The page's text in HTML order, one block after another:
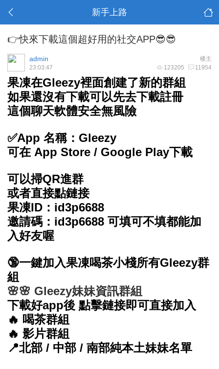
新手上路
👉快來下載這個超好用的社交APP😎😎
楼主
admin
123205 11954
23:03:47
果凍在Gleezy裡面創建了新的群組
如果還沒有下載可以先去下載註冊
這個聊天軟體安全無風險
✅App 名稱：Gleezy
可在 App Store / Google Play下載
可以掃QR進群
或者直接點鏈接
果凍ID：id3p6688
邀請碼：id3p6688 可填可不填都能加
入好友喔
🔞一鍵加入果凍喝茶小棧所有Gleezy群
組
🌸🌸 Gleezy妹妹資訊群組
下載好app後 點擊鏈接即可直接加入
🔥 喝茶群組
🔥 影片群組
📍北部 / 中部 / 南部純本土妹妹名單